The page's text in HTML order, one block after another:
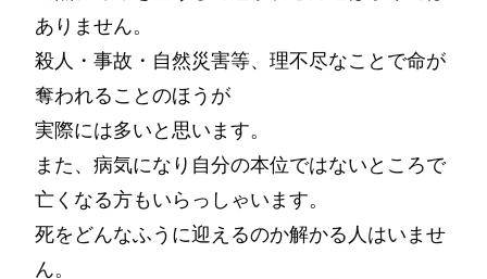
ありません。
殺人・事故・自然災害等、理不尽なことで命が
奪われることのほうが
実際には多いと思います。
また、病気になり自分の本位ではないところで
亡くなる方もいらっしゃいます。
死をどんなふうに迎えるのか解かる人はいませ
ん。